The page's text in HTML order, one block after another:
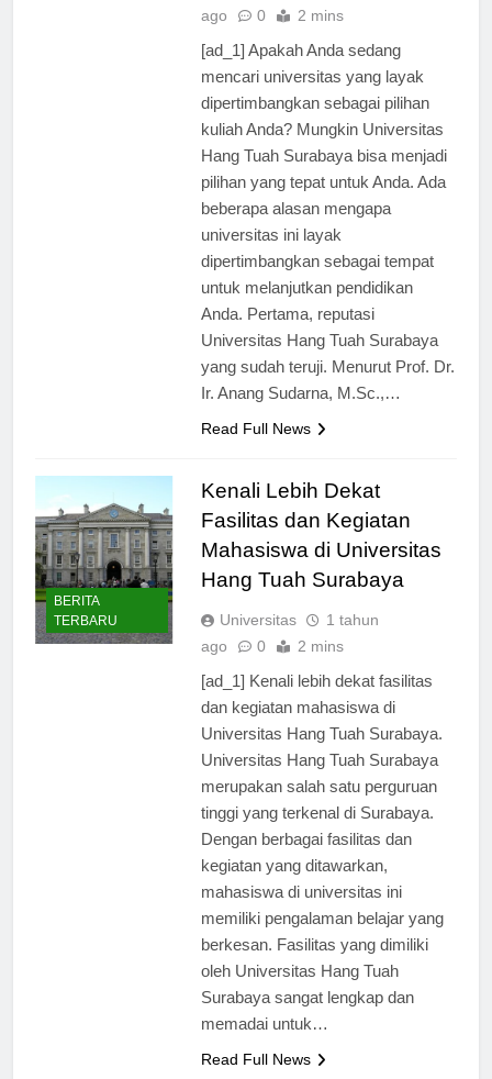
Universitas
1 tahun
[ad_1] Apakah Anda sedang
mencari universitas yang layak
dipertimbangkan sebagai pilihan
kuliah Anda? Mungkin Universitas
Hang Tuah Surabaya bisa menjadi
pilihan yang tepat untuk Anda. Ada
beberapa alasan mengapa
universitas ini layak
dipertimbangkan sebagai tempat
untuk melanjutkan pendidikan
Anda. Pertama, reputasi
Universitas Hang Tuah Surabaya
yang sudah teruji. Menurut Prof. Dr.
BERITA
TERBARU
Kenali Lebih Dekat
Fasilitas dan Kegiatan
Mahasiswa di Universitas
Hang Tuah Surabaya
Universitas
1 tahun
[ad_1] Kenali lebih dekat fasilitas
dan kegiatan mahasiswa di
Universitas Hang Tuah Surabaya.
Universitas Hang Tuah Surabaya
merupakan salah satu perguruan
tinggi yang terkenal di Surabaya.
Dengan berbagai fasilitas dan
kegiatan yang ditawarkan,
mahasiswa di universitas ini
memiliki pengalaman belajar yang
berkesan. Fasilitas yang dimiliki
oleh Universitas Hang Tuah
Surabaya sangat lengkap dan